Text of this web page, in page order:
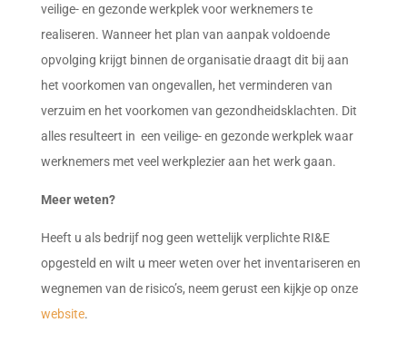
veilige- en gezonde werkplek voor werknemers te
realiseren. Wanneer het plan van aanpak voldoende
opvolging krijgt binnen de organisatie draagt dit bij aan
het voorkomen van ongevallen, het verminderen van
verzuim en het voorkomen van gezondheidsklachten. Dit
alles resulteert in een veilige- en gezonde werkplek waar
werknemers met veel werkplezier aan het werk gaan.
Meer weten?
Heeft u als bedrijf nog geen wettelijk verplichte RI&E
opgesteld en wilt u meer weten over het inventariseren en
wegnemen van de risico’s, neem gerust een kijkje op onze
website.